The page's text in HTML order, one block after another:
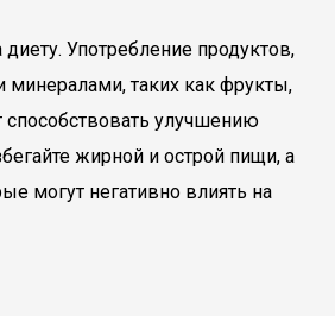
Употребление продуктов,
минералами, таких как фрукты,
улучшению
жирной и острой пищи, а
могут негативно влиять на